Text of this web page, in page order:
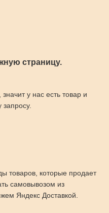
страницу.
у нас есть товар и
товаров, которые продает
самовывозом из
Яндекс Доставкой.